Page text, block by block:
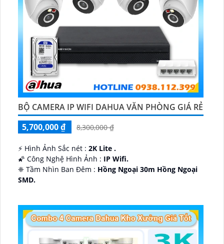
BỘ CAMERA IP WIFI DAHUA VĂN PHÒNG GIÁ RẺ
5,700,000 ₫
8,300,000 ₫
️⚡ Hình Ảnh Sắc nét : 2K Lite .
🌠 Công Nghệ Hình Ảnh : IP Wifi.
❈ Tầm Nhìn Ban Đêm : Hồng Ngoại 30m Hồng Ngoại
SMD.